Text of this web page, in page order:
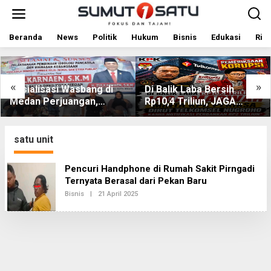
t
i
k
o
n
Beranda News Politik Hukum Bisnis Edukasi
« »
Sosialisasi Wasbang di
Medan Perjuangan,
Zulkarnaen Janji
Bermain Anak
Di Balik Laba Bersih
Rp10,4 Triliun, JAGA
MARWAH Desak KPK
satu unit
Pencuri Handphone di Rumah Sakit Pirngadi
Ternyata Berasal dari Pekan Baru
Bisnis | 21 April 2025O
E